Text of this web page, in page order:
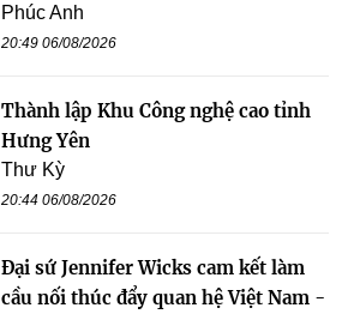
Phúc Anh
20:49 06/08/2026
Thành lập Khu Công nghệ cao tỉnh
Hưng Yên
Thư Kỳ
20:44 06/08/2026
Đại sứ Jennifer Wicks cam kết làm
cầu nối thúc đẩy quan hệ Việt Nam -